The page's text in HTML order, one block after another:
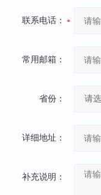
联系电话：
常用邮箱：
省份：
详细地址：
补充说明：